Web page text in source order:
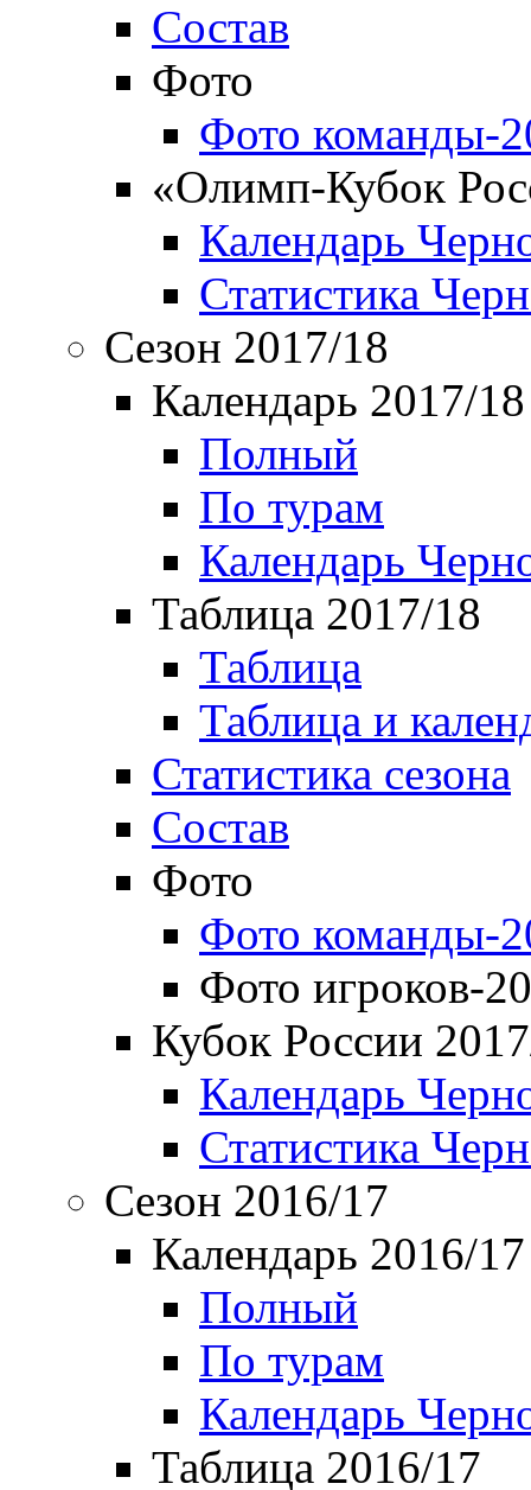
Состав
Фото
Фото команды-
«Олимп-Кубок
Календарь
Статистика
Сезон 2017/18
Календарь 2017/18
Полный
По турам
Календарь
Таблица 2017/18
Таблица
Таблица и
Статистика сезона
Состав
Фото
Фото команды-
Фото игроков-
Кубок России
Календарь
Статистика
Сезон 2016/17
Календарь 2016/17
Полный
По турам
Календарь
Таблица 2016/17